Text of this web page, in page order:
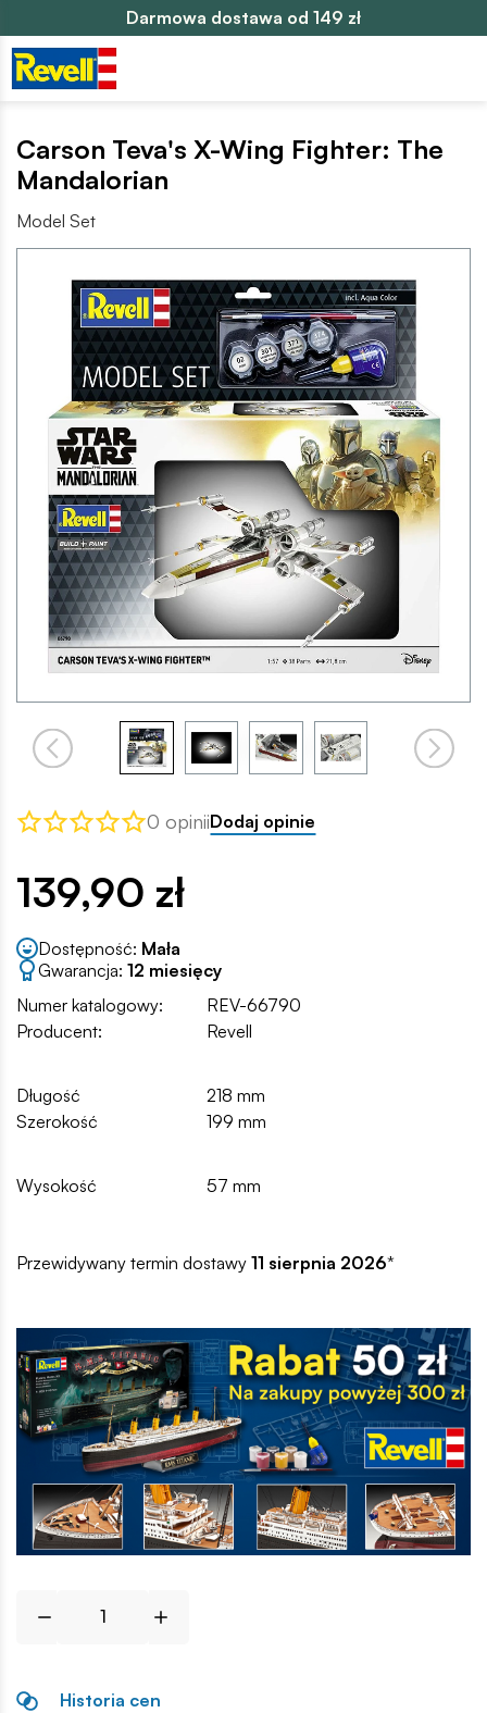
Darmowa dostawa od 149 zł
Carson Teva's X-Wing Fighter: The
Mandalorian
Model Set
0 opiniiDodaj opinie
139,90 zł
Dostępność: Mała
Gwarancja: 12 miesięcy
Numer katalogowy:
REV-66790
Producent:
Revell
Długość
218 mm
Szerokość
199 mm
Wysokość 57 mm
Przewidywany termin dostawy 11 sierpnia 2026*
Historia cen